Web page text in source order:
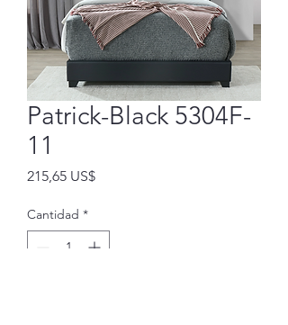
Patrick-Black 5304F-
11
215,65 US$Precio
Cantidad *